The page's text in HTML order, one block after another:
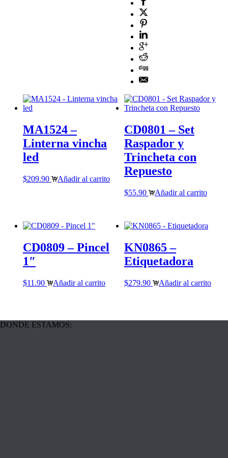
MA1524 –
Linterna vincha
led
$209.90 Añadir al carrito
CD0801 – Set
Raspador y
Trincheta con
Repuesto
$55.90 Añadir al carrito
CD0809 – Pincel
1″
$11.90 Añadir al carrito
KN0865 –
Etiquetadora
$279.90 Añadir al carrito
DONDE ESTAMOS: